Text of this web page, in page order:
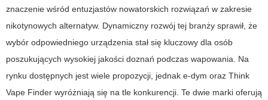
znaczenie wśród entuzjastów nowatorskich rozwiązań w zakresie
nikotynowych alternatyw. Dynamiczny rozwój tej branży sprawił, że
wybór odpowiedniego urządzenia stał się kluczowy dla osób
poszukujących wysokiej jakości doznań podczas wapowania. Na
rynku dostępnych jest wiele propozycji, jednak e-dym oraz Think
Vape Finder wyróżniają się na tle konkurencji. Te dwie marki oferują